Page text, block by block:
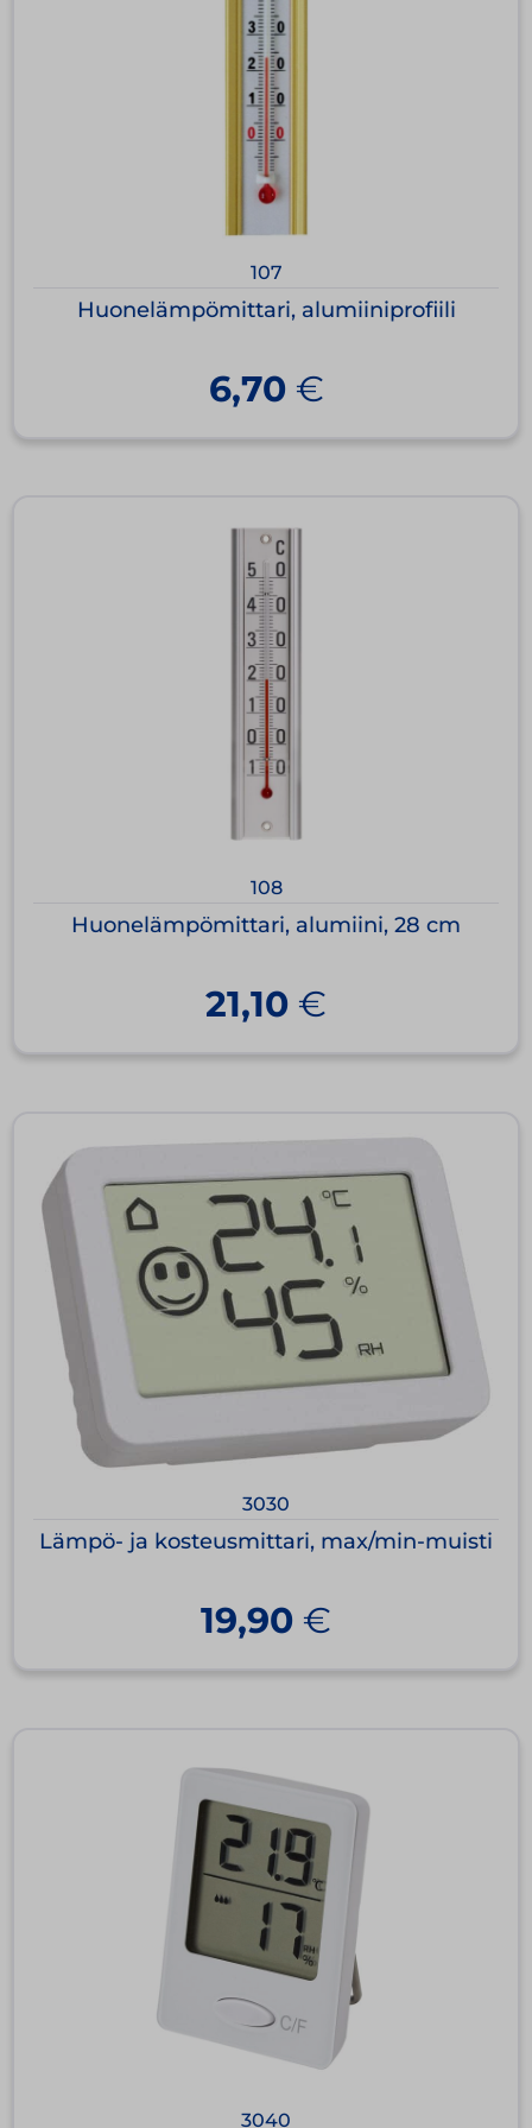
107
Huonelämpömittari, alumiiniprofiili
6,70 €
108
Huonelämpömittari, alumiini, 28 cm
21,10 €
3030
Lämpö- ja kosteusmittari, max/min-muisti
19,90 €
3040